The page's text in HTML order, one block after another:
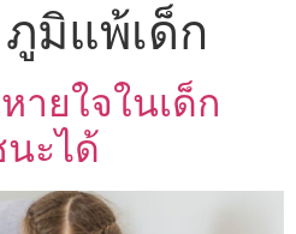
ภูมิแพ้เด็ก
ายใจในเด็ก
นะได้